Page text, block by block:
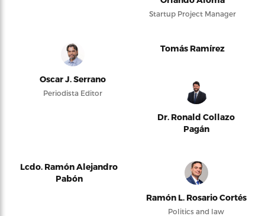
Startup Project Manager
Oscar J. Serrano
Periodista Editor
Tomás Ramírez
Dr. Ronald Collazo
Pagán
Lcdo. Ramón Alejandro
Pabón
Ramón L. Rosario Cortés
Politics and law